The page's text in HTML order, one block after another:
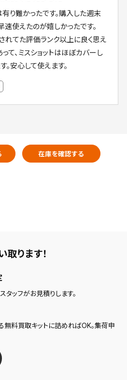
り難かったです。購入した週末
速使えたのが嬉しかったです。
れてた評価ランク以上に良く思え
て、ミスショットはほぼカバーし
。安心して使えます。
在庫を確認する
取ります！
タッフがお見積りします。
料買取キットに詰めればOK。集荷申